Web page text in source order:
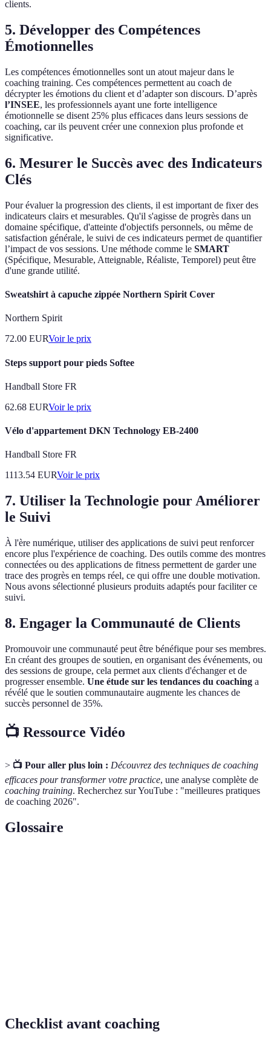
clients.
5. Développer des Compétences
Émotionnelles
Les compétences émotionnelles sont un atout majeur dans le
coaching training. Ces compétences permettent au coach de
décrypter les émotions du client et d’adapter son discours. D’après
l’INSEE, les professionnels ayant une forte intelligence
émotionnelle se disent 25% plus efficaces dans leurs sessions de
coaching, car ils peuvent créer une connexion plus profonde et
significative.
6. Mesurer le Succès avec des Indicateurs
Clés
Pour évaluer la progression des clients, il est important de fixer des
indicateurs clairs et mesurables. Qu'il s'agisse de progrès dans un
domaine spécifique, d'atteinte d'objectifs personnels, ou même de
satisfaction générale, le suivi de ces indicateurs permet de quantifier
l’impact de vos sessions. Une méthode comme le SMART
(Spécifique, Mesurable, Atteignable, Réaliste, Temporel) peut être
d'une grande utilité.
Sweatshirt à capuche zippée Northern Spirit Cover
Northern Spirit
72.00 EURVoir le prix
Steps support pour pieds Softee
Handball Store FR
62.68 EURVoir le prix
Vélo d'appartement DKN Technology EB-2400
Handball Store FR
1113.54 EURVoir le prix
7. Utiliser la Technologie pour Améliorer
le Suivi
À l'ère numérique, utiliser des applications de suivi peut renforcer
encore plus l'expérience de coaching. Des outils comme des montres
connectées ou des applications de fitness permettent de garder une
trace des progrès en temps réel, ce qui offre une double motivation.
Nous avons sélectionné plusieurs produits adaptés pour faciliter ce
suivi.
8. Engager la Communauté de Clients
Promouvoir une communauté peut être bénéfique pour ses membres.
En créant des groupes de soutien, en organisant des événements, ou
des sessions de groupe, cela permet aux clients d'échanger et de
progresser ensemble. Une étude sur les tendances du coaching a
révélé que le soutien communautaire augmente les chances de
succès personnel de 35%.
📺 Ressource Vidéo
> 📺 Pour aller plus loin : Découvrez des techniques de coaching
efficaces pour transformer votre practice, une analyse complète de
coaching training. Recherchez sur YouTube : "meilleures pratiques
de coaching 2026".
Glossaire
Checklist avant coaching